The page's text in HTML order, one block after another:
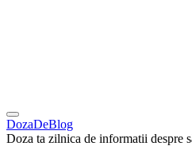
DozaDeBlog
Doza ta zilnica de informatii despre